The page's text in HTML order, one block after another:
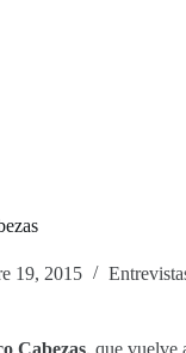
19, 2015
Cabezas, que vuelve